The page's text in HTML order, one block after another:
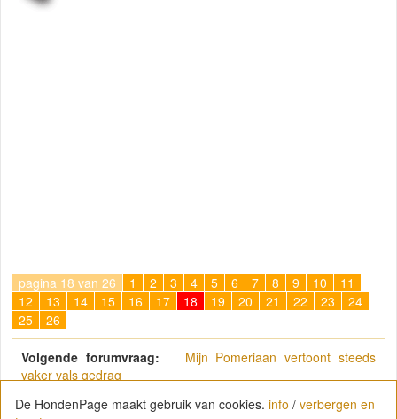
pagina 18 van 26 1 2 3 4 5 6 7 8 9 10
11
12
13 14 15 16 17 18 19 20 21 22 23
24
25
26
Volgende forumvraag:
Mijn Pomeriaan vertoont steeds
vaker vals gedrag
De HondenPage maakt gebruik van cookies. info / verbergen en